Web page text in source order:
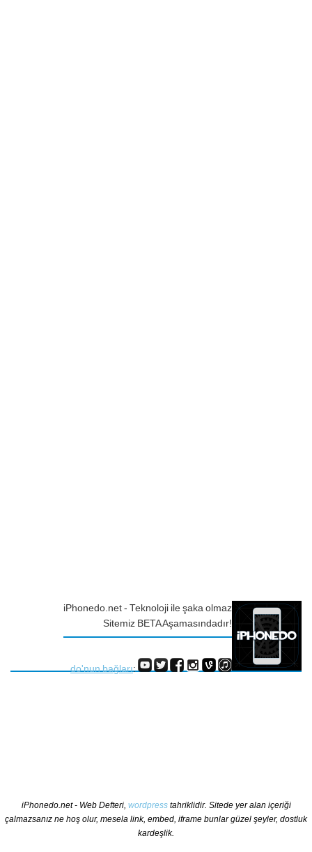
iPhonedo.net - Teknoloji ile şaka olmaz
Sitemiz BETA Aşamasındadır!
do'nun bağları:
iPhonedo.net - Web Defteri, wordpresstahriklidir. Sitede yer alan içeriği
çalmazsanız ne hoş olur, mesela link, embed, iframe bunlar güzel şeyler, dostluk
kardeşlik.